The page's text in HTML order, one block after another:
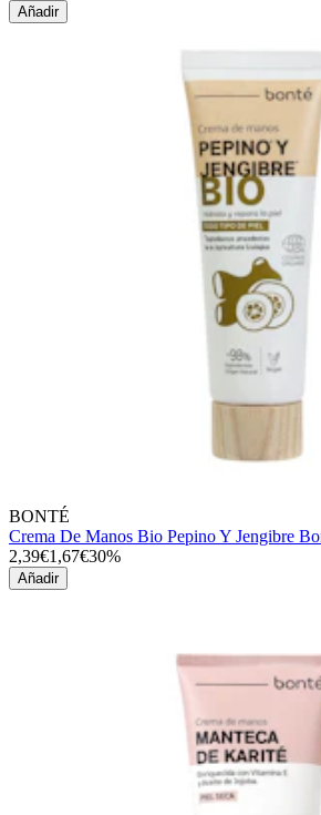
Añadir
BONTÉ
Crema De Manos Bio Pepino Y Jengibre
2,39€1,67€30%
Añadir